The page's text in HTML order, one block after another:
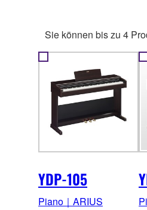
Sie können bis zu 4
YDP-105
Piano｜ARIUS